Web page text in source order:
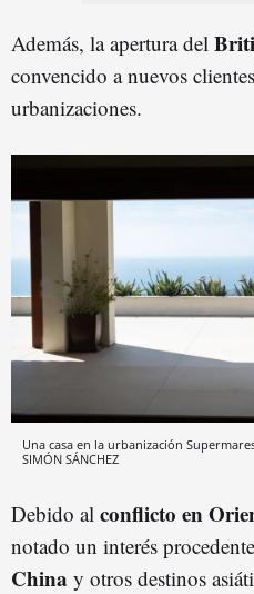
Además, la apertura del
convencido a nuevos
urbanizaciones.
Una casa en la urbanización
SIMÓN SÁNCHEZ
Debido al conflicto en
notado un interés
China y otros destinos